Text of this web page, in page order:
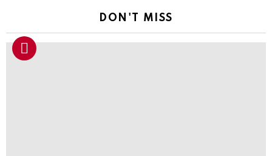
DON'T MISS